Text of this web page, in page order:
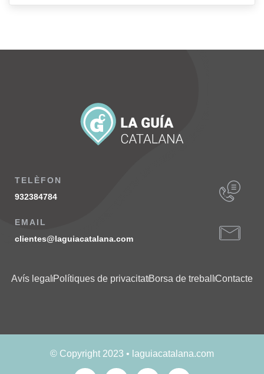
TELÈFON
932384784
EMAIL
clientes@laguiacatalana.com
Avís legal Polítiques de privacitatBorsa de treball Contacte
© Copyright 2023 • laguiacatalana.com